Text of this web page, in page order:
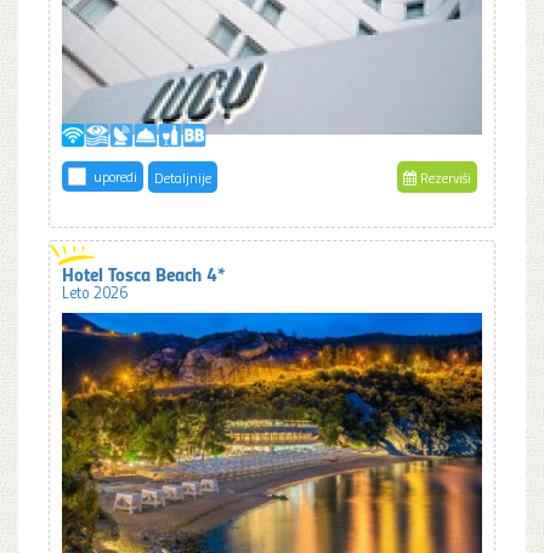
uporedi Detaljnije Rezerviši
Hotel Tosca Beach 4*
Leto 2026